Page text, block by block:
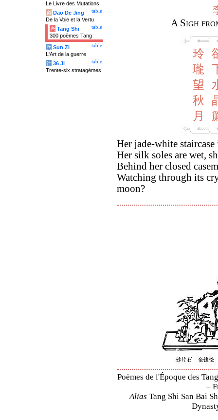
A Sigh
玲
瓏
望
秋
月
Her jade-white
Her silk soles are wet,
Behind her closed
Watching through its
moon?
Poèmes de l'Époque des
–
Alias Tang Shi San Bai
Le Livre des Mutations
table
道 Dao De Jing
De la Voie et la Vertu
table
唐 Tang Shi
300 poèmes Tang
table
兵 Sun Zi
L'Art de la guerre
table
计 36 Ji
Trente-six stratagèmes